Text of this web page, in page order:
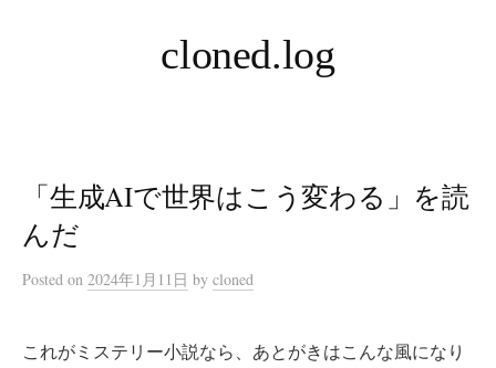
キ
ッ
プ
cloned.log
「生成AIで世界はこう変わる」を読
んだ
Posted on 2024年1月11日 by cloned
これがミステリー小説なら、あとがきはこんな風になり